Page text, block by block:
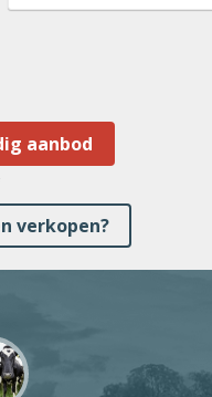
aanbod
verkopen?